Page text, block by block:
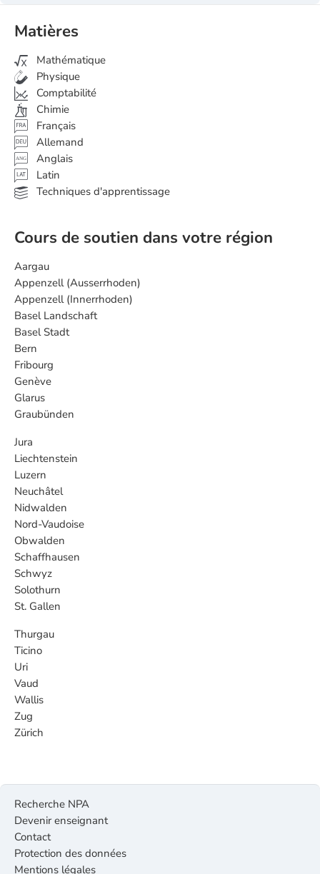
Matières
Mathématique
Physique
Comptabilité
Chimie
Français
Allemand
ANG
Anglais
Latin
Techniques d'apprentissage
Cours de soutien dans votre région
Aargau
Appenzell (Ausserrhoden)
Appenzell (Innerrhoden)
Basel Landschaft
Basel Stadt
Bern
Fribourg
Genève
Glarus
Graubünden
Jura
Liechtenstein
Luzern
Neuchâtel
Nidwalden
Nord-Vaudoise
Obwalden
Schaffhausen
Schwyz
Solothurn
St. Gallen
Thurgau
Ticino
Uri
Vaud
Wallis
Zug
Zürich
Recherche NPA
Devenir enseignant
Contact
Protection des données
Mentions légales